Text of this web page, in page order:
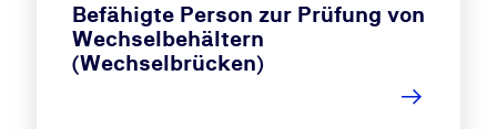
Befähigte Person zur Prüfung von
Wechselbehältern
(Wechselbrücken)